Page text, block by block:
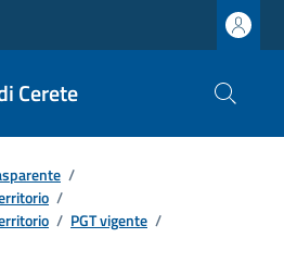
Cerete
/
/
/ PGT vigente /